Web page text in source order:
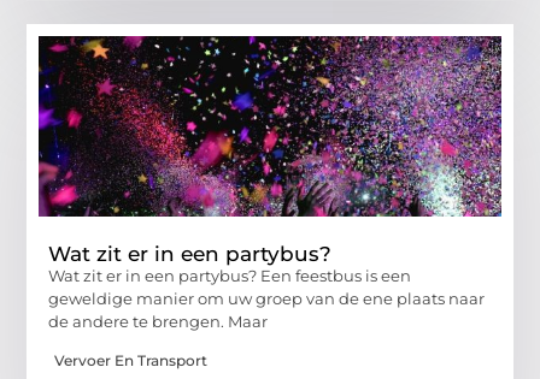
Wat zit er in een partybus?
Wat zit er in een partybus? Een feestbus is een
geweldige manier om uw groep van de ene plaats naar
de andere te brengen. Maar
Vervoer En Transport